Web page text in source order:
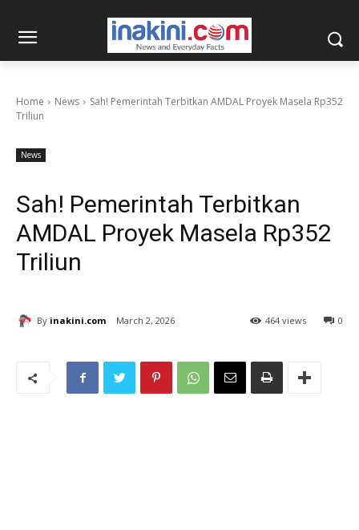
Home News
Sah! Pemerintah Terbitkan AMDAL Proyek Masela Rp352
Triliun
News
Sah! Pemerintah Terbitkan
AMDAL Proyek Masela Rp352
Triliun
By inakini.com March 2, 2026 0
464 views